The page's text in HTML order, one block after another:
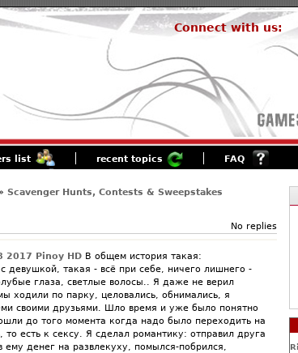
Connect with us:
list recent topics FAQ
» Scavenger Hunts, Contests & Sweepstakes
No replies
2017 Pinoy HDВ общем история такая:
девушкой, такая - всё при себе, ничего лишнего -
глаза, светлые волосы.. Я даже не верил
ходили по парку, целовались, обнимались, я
своими друзьями. Шло время и уже было понятно
до того момента когда надо было переходить на
то есть к сексу. Я сделал романтику: отправил друга
денег на развлекуху, помылся-побрился,